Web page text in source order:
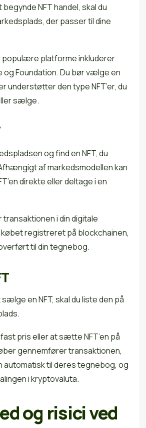
begynde NFT handel, skal du
der passer til dine
populære platforme inkluderer
og Foundation. Du bør vælge en
understøtter den type NFT’er, du
sælge.
og find en NFT, du
af markedsmodellen kan
direkte eller deltage i en
i din digitale
registreret på blockchainen,
til din tegnebog.
en NFT, skal du liste den på
pris eller at sætte NFT’en på
gennemfører transaktionen,
automatisk til deres tegnebog, og
i kryptovaluta.
og risici ved